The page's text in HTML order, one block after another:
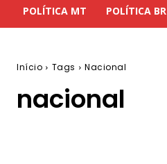
POLÍTICA MT POLÍTICA BR
Início Tags Nacional
nacional